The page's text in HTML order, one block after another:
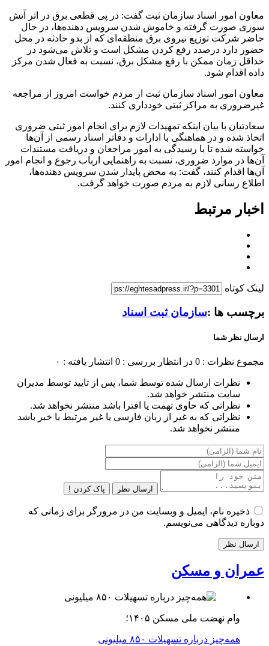
معاون امور اسناد سازمان ثبت گفت: در پی قطعی برق در اثر آتش
سوزی صورت گرفته و خاموش شدن سرویس دهنده‌ها، در حال
حاضر شرکت توزیع نیروی برق منطقه‌ای که از بدو حادثه در محل
حضور دارد درصدد رفع کردن مشکل است و تلاش می‌شود در
حداقل زمان ممکن با رفع مشکل برق، نسبت به فعال شدن مرکز
داده اقدام شود.
معاون امور اسناد سازمان ثبت از مردم خواست امروز از مراجعه
غیرضروری به مراکز ثبتی خودداری کنند.
سعادتیان با بیان اینکه تمهیدات لازم برای انجام امور ثبتی ضروری
اتخاذ شده و در هماهنگی با ادارات و دفاتر اسناد رسمی از آن‌ها
خواسته شده تا با رسیدگی به امور مراجعان و دریافت مستندات
آن‌ها در موارد ضروری، نسبت به راهنمایی ارباب رجوع و انجام امور
آن‌ها اقدام کنند، گفت: به محض پایدار شدن سرویس دهنده‌ها،
اطلاع رسانی لازم به مردم صورت خواهد گرفت.
اخبار مرتبط
لینک کوتاه
برچسب ها :سازمان ثبت اسناد
ارسال نظر شما
مجموع نظرات : 0 در انتظار بررسی : 0 انتشار یافته : ۰
نظرات ارسال شده توسط شما، پس از تایید توسط مدیران
سایت منتشر خواهد شد.
نظراتی که حاوی تهمت یا افترا باشد منتشر نخواهد شد.
نظراتی که به غیر از زبان فارسی یا غیر مرتبط با خبر باشد
منتشر نخواهد شد.
ارسال نظر پاک کردن !
ذخیره نام، ایمیل و وبسایت من در مرورگر برای زمانی که
دوباره دیدگاهی می‌نویسم.
عمران و مسکن
وام نهضت ملی مسکن ۱۴۰۵؛
همه‌چیز درباره تسهیلات ۸۵۰ میلیونی